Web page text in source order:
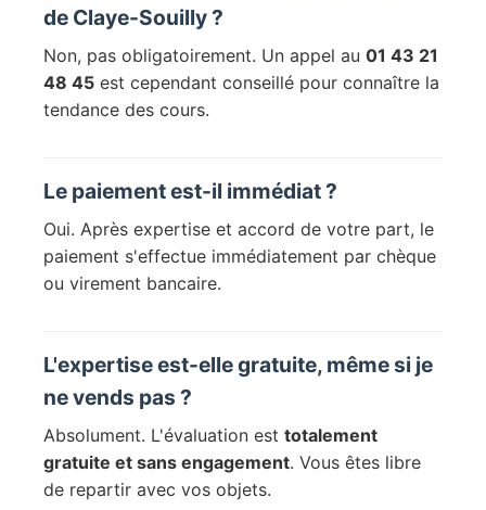
de Claye-Souilly ?
Non, pas obligatoirement. Un appel au 01 43 21
48 45 est cependant conseillé pour connaître la
tendance des cours.
Le paiement est-il immédiat ?
Oui. Après expertise et accord de votre part, le
paiement s'effectue immédiatement par chèque
ou virement bancaire.
L'expertise est-elle gratuite, même si je
ne vends pas ?
Absolument. L'évaluation est totalement
gratuite et sans engagement. Vous êtes libre
de repartir avec vos objets.